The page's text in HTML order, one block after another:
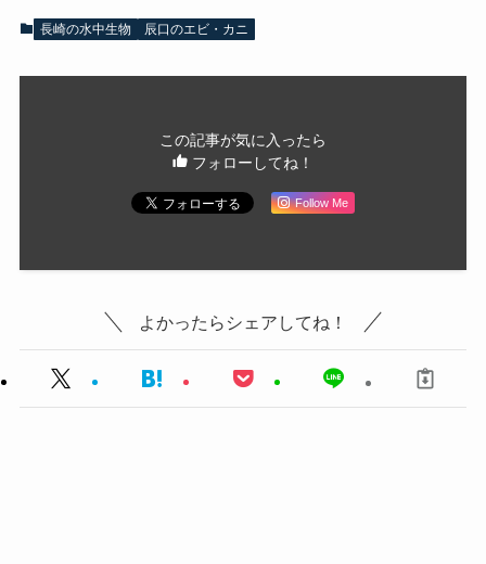
長崎の水中生物 辰口のエビ・カニ
この記事が気に入ったら
フォローしてね！
Follow Me
よかったらシェアしてね！